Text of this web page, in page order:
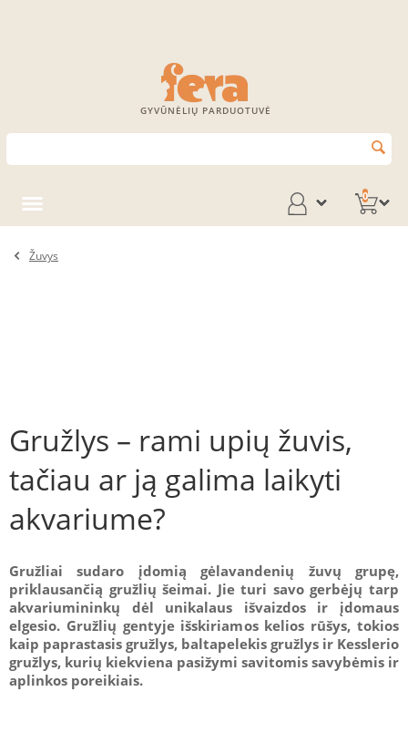
GYVŪNĖLIŲ PARDUOTUVĖ
0
Žuvys
Gružlys – rami upių žuvis,
tačiau ar ją galima laikyti
akvariume?
Gružliai sudaro įdomią gėlavandenių žuvų grupę,
priklausančią gružlių šeimai. Jie turi savo gerbėjų tarp
akvariumininkų dėl unikalaus išvaizdos ir įdomaus
elgesio. Gružlių gentyje išskiriamos kelios rūšys, tokios
kaip paprastasis gružlys, baltapelekis gružlys ir Kesslerio
gružlys, kurių kiekviena pasižymi savitomis savybėmis ir
aplinkos poreikiais.